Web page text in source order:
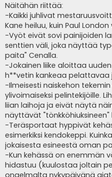
Näitähän riittää:
-Kaikki juhlivat
Kane heiluu, kuin Paul
-Vyöt eivät sovi painijoiden
senttien väli, joka näyttää
paita" Cenalla.
-Jokainen liike aloittaa
h**vetin kankeaa
-Ilmeisesti naiskehon
ylivoimaiseksi pelintekijöille.
liian laihoja ja eivät näytä
näyttävät
-Teräsportaat hyppivät
esimerkiksi kendokeppi.
jokaisesta esineestä oman
-Kun kehässä on enemmän
hidastuu (kuulostaa joltain